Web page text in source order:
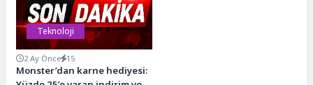
Teknoloji
2 Ay Önce 15
Monster’dan karne hediyesi: